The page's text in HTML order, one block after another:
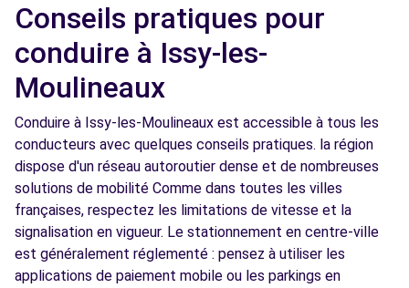
Conseils pratiques pour
conduire à Issy-les-
Moulineaux
Conduire à Issy-les-Moulineaux est accessible à tous les
conducteurs avec quelques conseils pratiques. la région
dispose d'un réseau autoroutier dense et de nombreuses
solutions de mobilité Comme dans toutes les villes
françaises, respectez les limitations de vitesse et la
signalisation en vigueur. Le stationnement en centre-ville
est généralement réglementé : pensez à utiliser les
applications de paiement mobile ou les parkings en